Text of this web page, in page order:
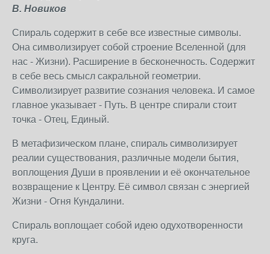
В. Новиков
Спираль содержит в себе все известные символы.
Она символизирует собой строение Вселенной (для
нас - Жизни). Расширение в бесконечность. Содержит
в себе весь смысл сакральной геометрии.
Символизирует развитие сознания человека. И самое
главное указывает - Путь. В центре спирали стоит
точка - Отец, Единый.
В метафизическом плане, спираль символизирует
реалии существования, различные модели бытия,
воплощения Души в проявлении и её окончательное
возвращение к Центру. Её символ связан с энергией
Жизни - Огня Кундалини.
Спираль воплощает собой идею одухотворенности
круга.